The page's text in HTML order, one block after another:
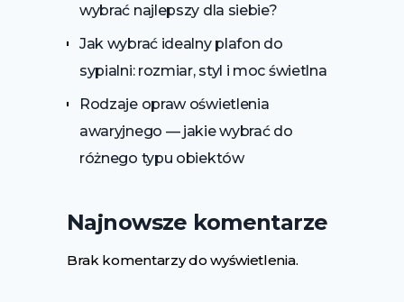
wybrać najlepszy dla siebie?
Jak wybrać idealny plafon do
sypialni: rozmiar, styl i moc świetlna
Rodzaje opraw oświetlenia
awaryjnego — jakie wybrać do
różnego typu obiektów
Najnowsze komentarze
Brak komentarzy do wyświetlenia.